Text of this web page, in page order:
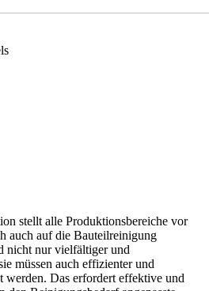
stellt alle Produktionsbereiche vor
auch auf die Bauteilreinigung
nicht nur vielfältiger und
müssen auch effizienter und
werden. Das erfordert effektive und